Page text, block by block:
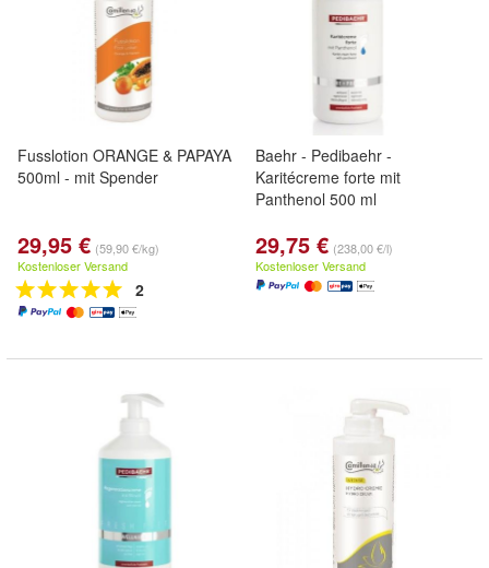
Fusslotion ORANGE & PAPAYA
500ml - mit Spender
29,95 € (59,90 €/kg)
Kostenloser Versand
2
Baehr - Pedibaehr -
Karitécreme forte mit
Panthenol 500 ml
29,75 € (238,00 €/l)
Kostenloser Versand